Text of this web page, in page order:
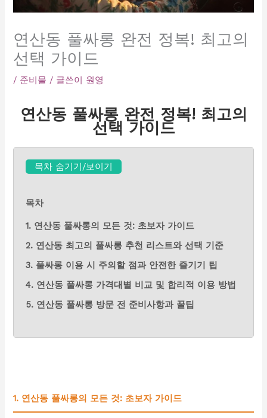
연산동 풀싸롱 완전 정복! 최고의
선택 가이드
/ 준비물 / 글쓴이 원영
연산동 풀싸롱 완전 정복! 최고의
선택 가이드
목차 숨기기/보이기
목차
1. 연산동 풀싸롱의 모든 것: 초보자 가이드
2. 연산동 최고의 풀싸롱 추천 리스트와 선택 기준
3. 풀싸롱 이용 시 주의할 점과 안전한 즐기기 팁
4. 연산동 풀싸롱 가격대별 비교 및 합리적 이용 방법
5. 연산동 풀싸롱 방문 전 준비사항과 꿀팁
1. 연산동 풀싸롱의 모든 것: 초보자 가이드